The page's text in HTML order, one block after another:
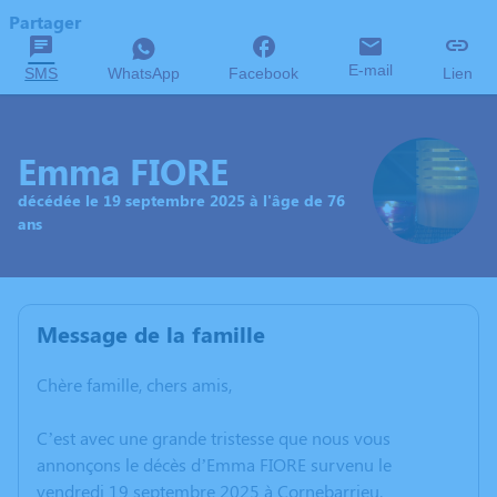
Partager
SMS WhatsApp Facebook E-mail Lien
Emma FIORE
décédée le 19 septembre 2025 à l'âge de 76
ans
Message de la famille
Chère famille, chers amis,
C’est avec une grande tristesse que nous vous
annonçons le décès d’Emma FIORE survenu le
vendredi 19 septembre 2025 à Cornebarrieu.